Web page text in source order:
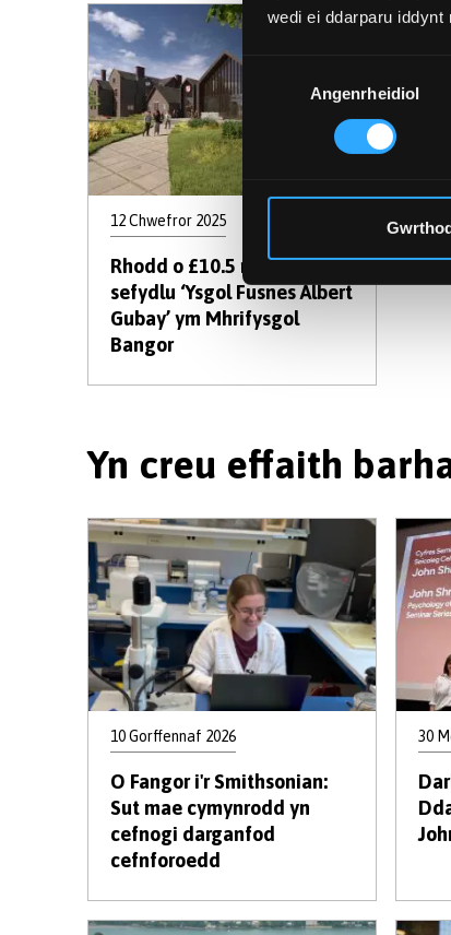
wedi ei ddarparu iddynt
Dewis
Caniatâd
Angenrheidiol
12 Chwefror 2025
Rhodd o £10.5 miliwn i
sefydlu ‘Ysgol Fusnes Albert
Gubay’ ym Mhrifysgol
Bangor
Yn creu effaith
10 Gorffennaf 2026
O Fangor i'r Smithsonian:
Sut mae cymynrodd yn
cefnogi darganfod
cefnforoedd
30